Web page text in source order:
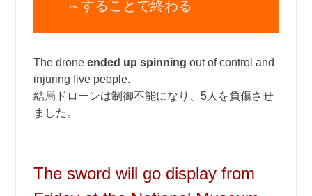
～することで終わる
The droneended up spinningout of control and
injuring five people.
結局ドローンは制御不能になり、5人を負傷させ
ました。
The sword will go display from